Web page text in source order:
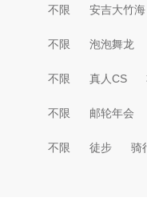
不限 安吉大竹海
不限 泡泡舞龙
不限 真人CS
不限 邮轮年会
不限 徒步 骑